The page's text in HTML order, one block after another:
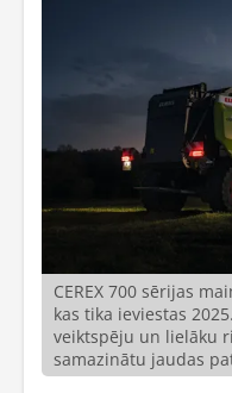
CEREX 700 sērijas
kas tika ieviestas
veiktspēju un lielāku
samazinātu jaudas